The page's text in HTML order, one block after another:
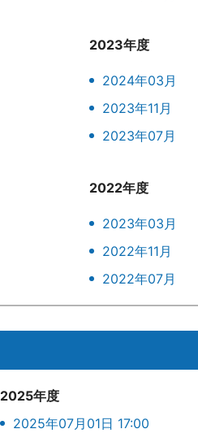
2023年度
2024年03月
2023年11月
2023年07月
2022年度
2023年03月
2022年11月
2022年07月
2025年度
2025年07月01日 17:00